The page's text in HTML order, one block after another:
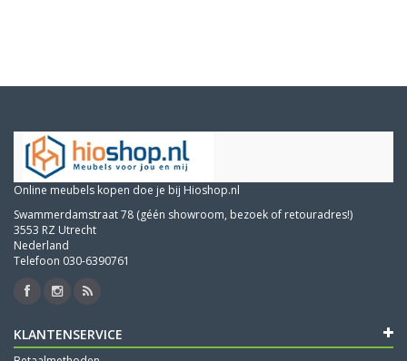
Online meubels kopen doe je bij Hioshop.nl
Swammerdamstraat 78 (géén showroom, bezoek of retouradres!)
3553 RZ Utrecht
Nederland
Telefoon 030-6390761
KLANTENSERVICE